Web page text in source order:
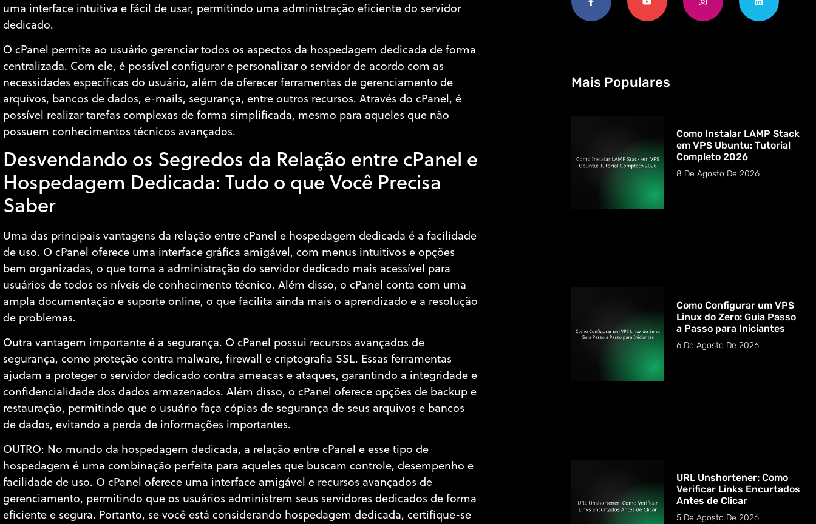
uma interface intuitiva e fácil de usar, permitindo uma administração eficiente do servidor
dedicado.
O cPanel permite ao usuário gerenciar todos os aspectos da hospedagem dedicada de forma
centralizada. Com ele, é possível configurar e personalizar o servidor de acordo com as
necessidades específicas do usuário, além de oferecer ferramentas de gerenciamento de
arquivos, bancos de dados, e-mails, segurança, entre outros recursos. Através do cPanel, é
possível realizar tarefas complexas de forma simplificada, mesmo para aqueles que não
possuem conhecimentos técnicos avançados.
Desvendando os Segredos da Relação entre cPanel e
Hospedagem Dedicada: Tudo o que Você Precisa
Saber
Uma das principais vantagens da relação entre cPanel e hospedagem dedicada é a facilidade
de uso. O cPanel oferece uma interface gráfica amigável, com menus intuitivos e opções
bem organizadas, o que torna a administração do servidor dedicado mais acessível para
usuários de todos os níveis de conhecimento técnico. Além disso, o cPanel conta com uma
ampla documentação e suporte online, o que facilita ainda mais o aprendizado e a resolução
de problemas.
Outra vantagem importante é a segurança. O cPanel possui recursos avançados de
segurança, como proteção contra malware, firewall e criptografia SSL. Essas ferramentas
ajudam a proteger o servidor dedicado contra ameaças e ataques, garantindo a integridade e
confidencialidade dos dados armazenados. Além disso, o cPanel oferece opções de backup e
restauração, permitindo que o usuário faça cópias de segurança de seus arquivos e bancos
de dados, evitando a perda de informações importantes.
OUTRO: No mundo da hospedagem dedicada, a relação entre cPanel e esse tipo de
hospedagem é uma combinação perfeita para aqueles que buscam controle, desempenho e
facilidade de uso. O cPanel oferece uma interface amigável e recursos avançados de
gerenciamento, permitindo que os usuários administrem seus servidores dedicados de forma
eficiente e segura. Portanto, se você está considerando hospedagem dedicada, certifique-se
Mais Populares
Como Instalar LAMP Stack
em VPS Ubuntu: Tutorial
Completo 2026
8 De Agosto De 2026
Como Configurar um VPS
Linux do Zero: Guia Passo
a Passo para Iniciantes
6 De Agosto De 2026
URL Unshortener: Como
Verificar Links Encurtados
Antes de Clicar
5 De Agosto De 2026